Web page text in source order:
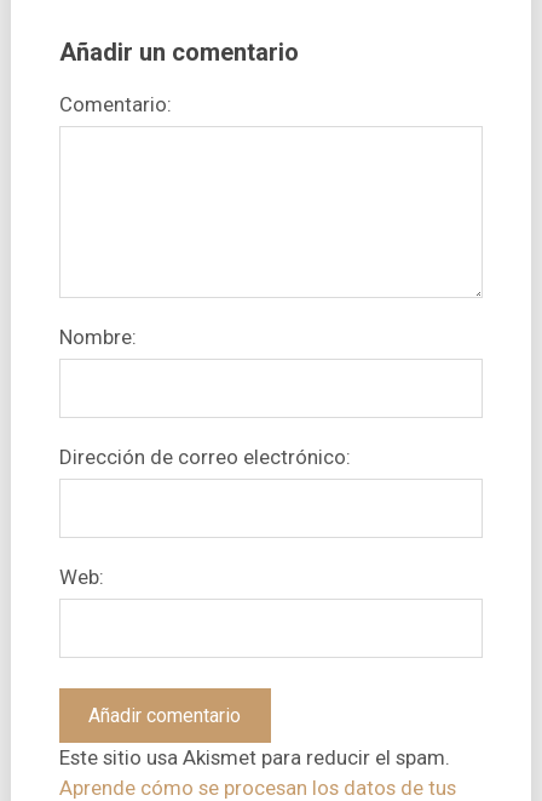
Añadir un comentario
Comentario:
Nombre:
Dirección de correo electrónico:
Web:
Este sitio usa Akismet para reducir el spam.
Aprende cómo se procesan los datos de tus